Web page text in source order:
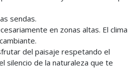
sendas.
en zonas altas. El clima
del paisaje respetando el
silencio de la naturaleza que te